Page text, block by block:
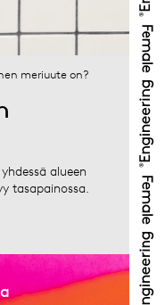
meriuute on?
alueen
tasapainossa.